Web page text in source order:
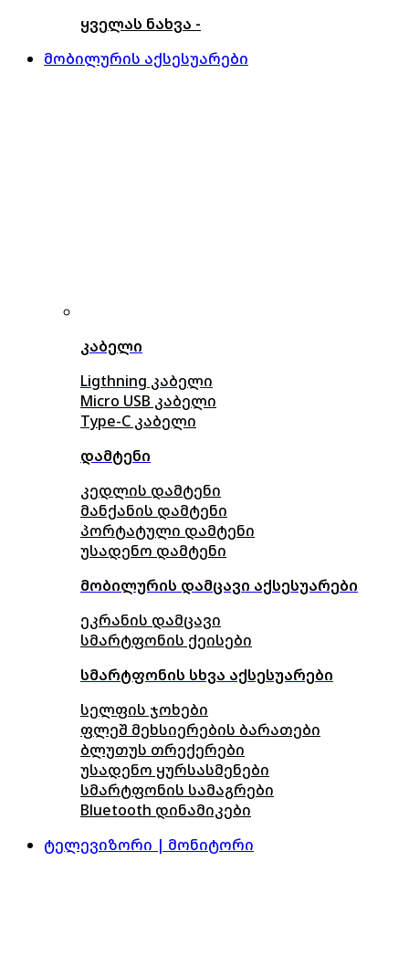
ყველას ნახვა -
მობილურის აქსესუარები
კაბელი
Ligthning კაბელი
Micro USB კაბელი
Type-C კაბელი
დამტენი
კედლის დამტენი
მანქანის დამტენი
პორტატული დამტენი
უსადენო დამტენი
მობილურის დამცავი აქსესუარები
ეკრანის დამცავი
სმარტფონის ქეისები
სმარტფონის სხვა აქსესუარები
სელფის ჯოხები
ფლეშ მეხსიერების ბარათები
ბლუთუს თრექერები
უსადენო ყურსასმენები
სმარტფონის სამაგრები
Bluetooth დინამიკები
ტელევიზორი | მონიტორი